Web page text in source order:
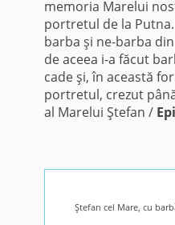
memoria Marelui
portretul de la
barba şi ne-barba
de aceea i-a făcut
cade şi, în această
portretul, crezut
al Marelui Ştefan /
Ştefan cel Mare, cu